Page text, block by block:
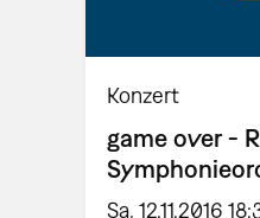
Konzert
game over -
Sa, 12.11.2016